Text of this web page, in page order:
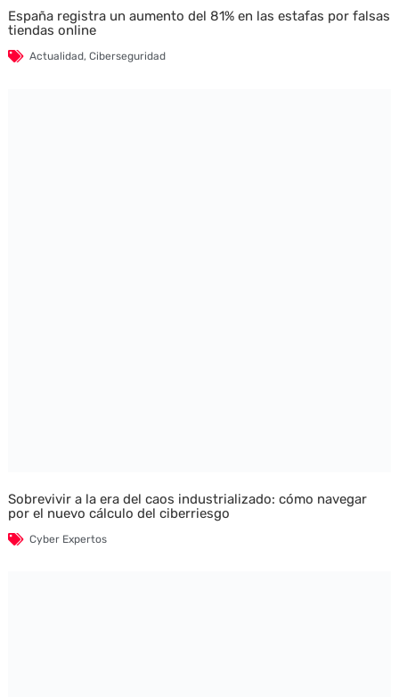
España registra un aumento del 81% en las estafas por falsas
tiendas online
Actualidad, Ciberseguridad
Sobrevivir a la era del caos industrializado: cómo navegar
por el nuevo cálculo del ciberriesgo
Cyber Expertos